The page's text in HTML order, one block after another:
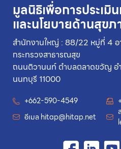
มูลนิธิเพื่อการประเมิ
และนโยบายด้านสุข
สำนักงานใหญ่ : 88/22 หมู่ที่ 4 อ
กระทรวงสาธารณสุข
ถนนติวานนท์ ตำบลตลาดขวัญ อ
นนทบุรี 11000
+662-590-4549
อีเมล hitap@hitap.net